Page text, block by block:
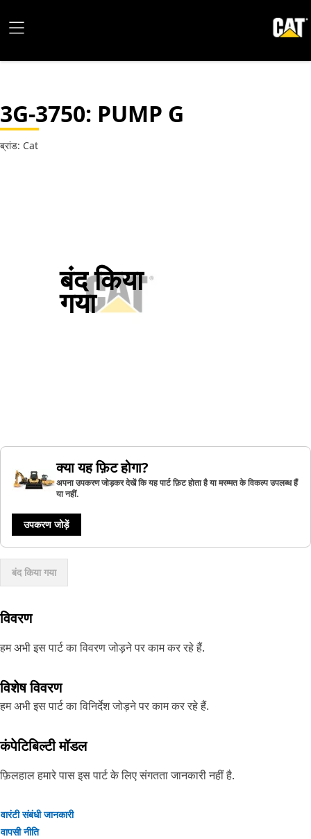
3G-3750: PUMP G
ब्रांड: Cat
बंद किया
गया
क्या यह फ़िट होगा?
अपना उपकरण जोड़कर देखें कि यह पार्ट फ़िट होता है या मरम्मत के विकल्प उपलब्ध हैं
या नहीं.
उपकरण जोड़ें
बंद किया गया
विवरण
हम अभी इस पार्ट का विवरण जोड़ने पर काम कर रहे हैं.
विशेष विवरण
हम अभी इस पार्ट का विनिर्देश जोड़ने पर काम कर रहे हैं.
कंपेटिबिल्टी मॉडल
फ़िलहाल हमारे पास इस पार्ट के लिए संगतता जानकारी नहीं है.
वारंटी संबंधी जानकारी
वापसी नीति